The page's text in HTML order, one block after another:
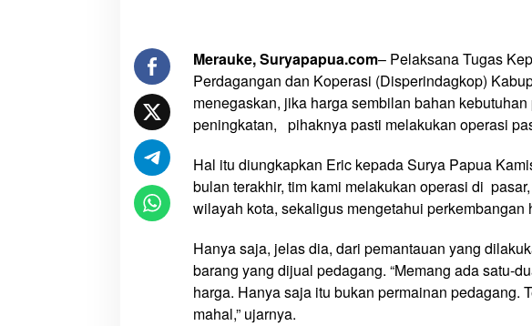
i
n
d
a
k
o
p
e
r
a
Merauke, Suryapapua.com– Pelaksana Tugas
Perdagangan dan Koperasi (Disperindagkop)
menegaskan, jika harga sembilan bahan
peningkatan, pihaknya pasti melakukan operasi
Hal itu diungkapkan Eric kepada Surya Papua
bulan terakhir, tim kami melakukan operasi di
wilayah kota, sekaligus mengetahui perkembangan
Hanya saja, jelas dia, dari pemantauan yang
barang yang dijual pedagang. “Memang ada satu-
harga. Hanya saja itu bukan permainan pedagang.
mahal,” ujarnya.